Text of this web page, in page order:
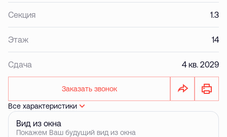
Секция 1.3
Этаж 14
Сдача 4 кв. 2029
Заказать звонок
Все характеристики
Вид из окна
Покажем Ваш будущий вид из окна